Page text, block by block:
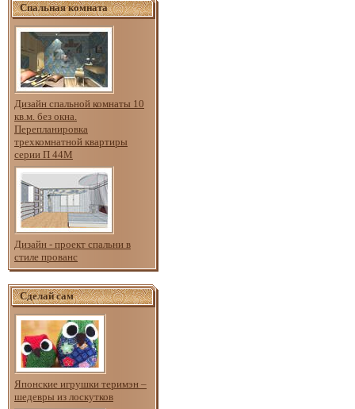
Спальная комната
Дизайн спальной комнаты 10
кв.м. без окна.
Перепланировка
трехкомнатной квартиры
серии П 44М
Дизайн - проект спальни в
стиле прованс
Сделай сам
Японские игрушки теримэн –
шедевры из лоскутков